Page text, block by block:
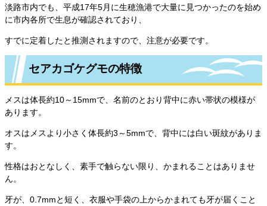
淡路市内でも、平成17年5月に生穂漁港で大量に見つかったのを始め
に市内各所で生息が確認されており、
すでに定着したと推測されますので、注意が必要です。
セアカゴケグモの特徴
メスは体長約10～15mmで、名前のとおり背中に赤い帯状の模様が
あります。
オスはメスより小さく体長約3～5mmで、背中には白い斑紋がありま
す。
性格はおとなしく、素手で触らない限り、かまれることはありませ
ん。
牙が、0.7mmと短く、衣服や手袋の上からかまれても牙が届くこと